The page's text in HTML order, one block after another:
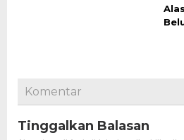
Komentar
Tinggalkan Balasan